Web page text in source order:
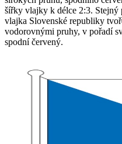
šířky vlajky k délce 2:3. Stejný
vlajka Slovenské republiky
vodorovnými pruhy, v pořadí
spodní červený.